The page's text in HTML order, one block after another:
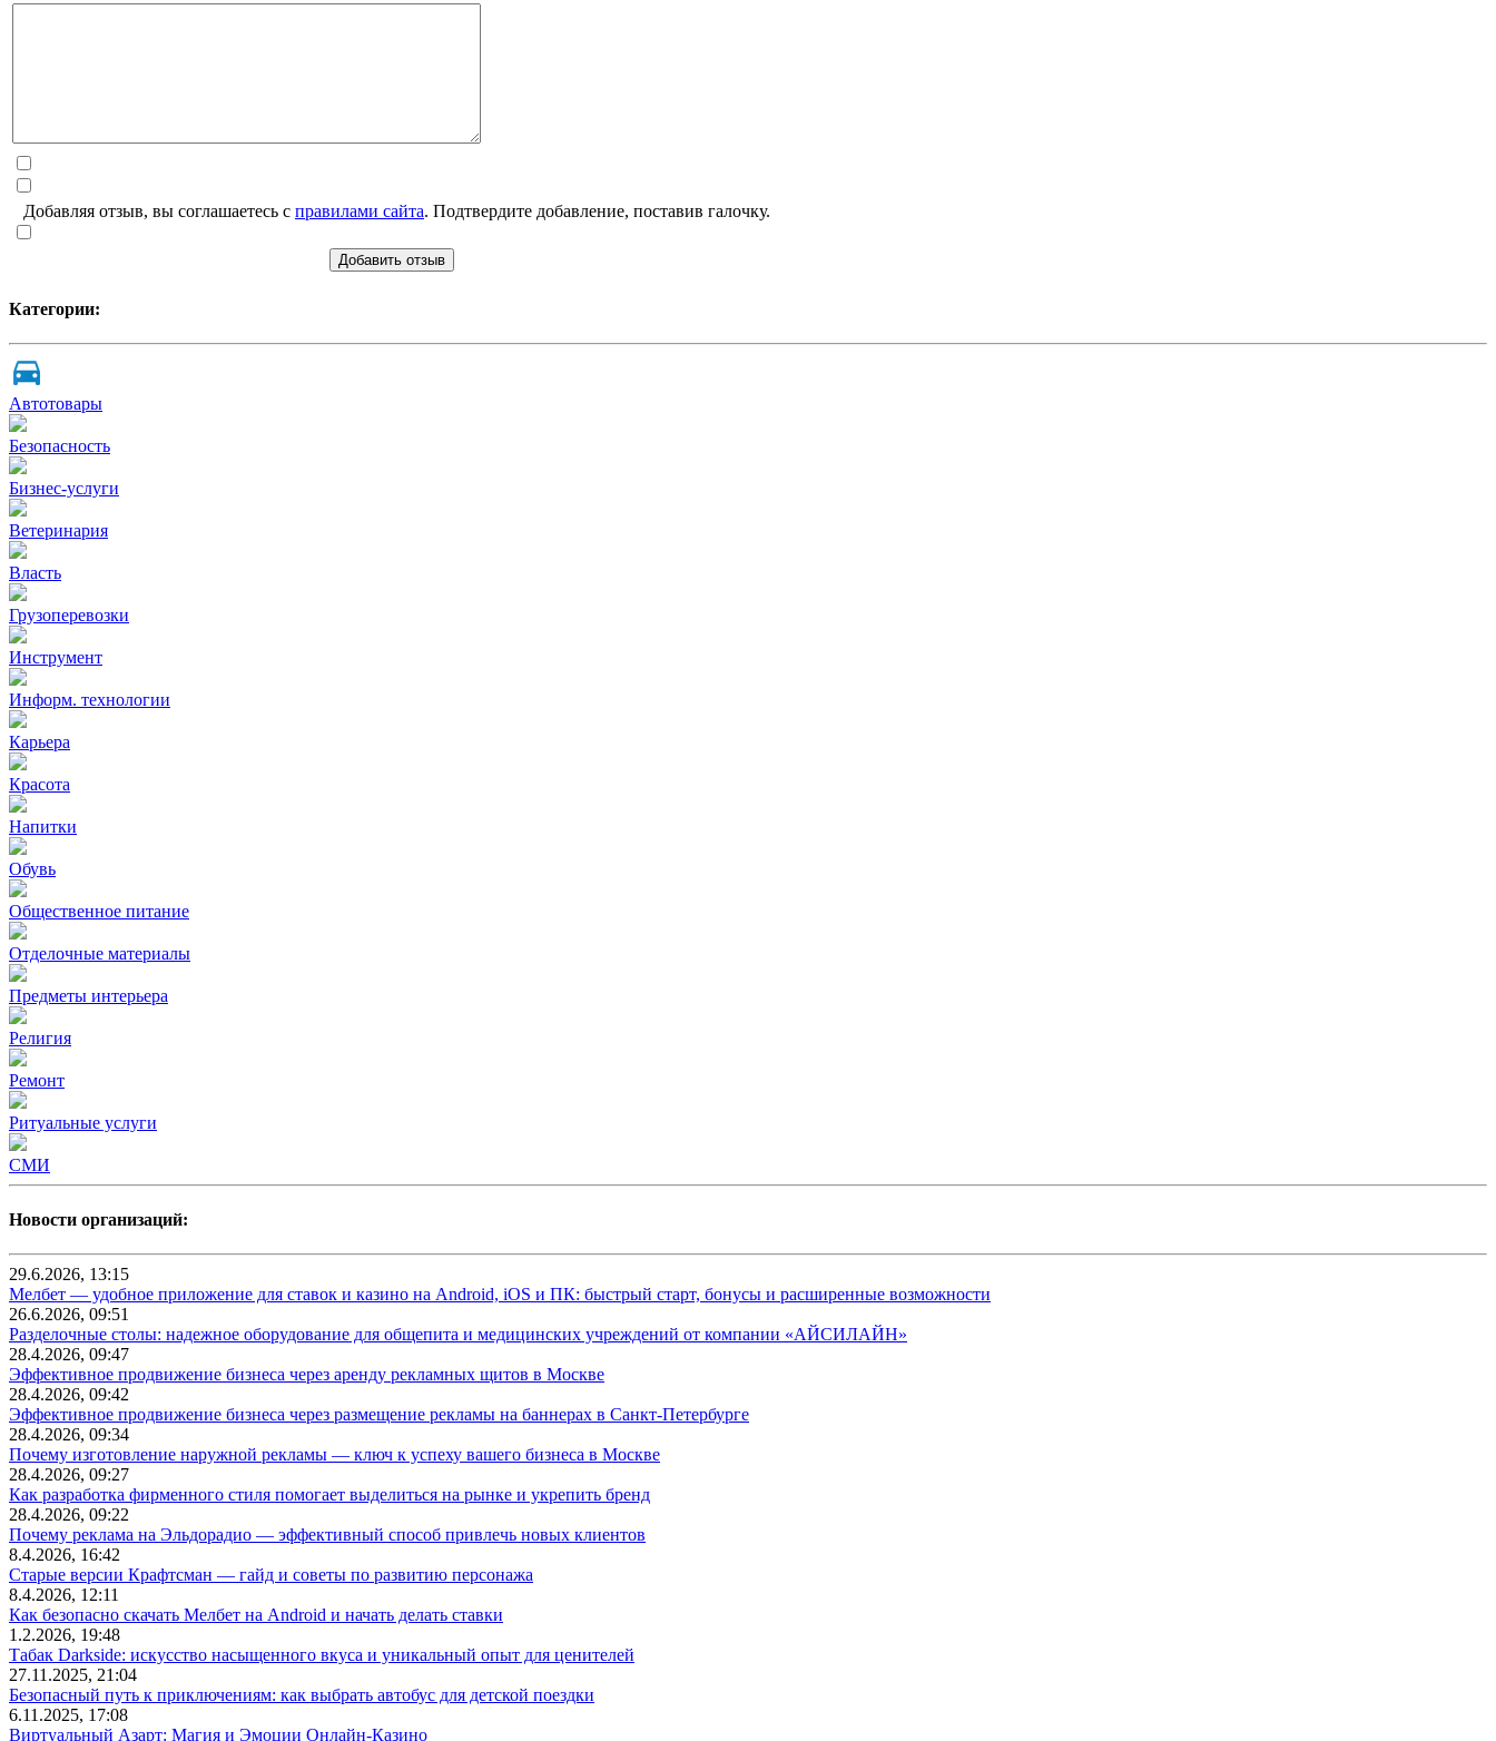
Добавляя отзыв, вы соглашаетесь с правилами сайта. Подтвердите добавление, поставив галочку.
Добавить отзыв
Категории:
Автотовары
Безопасность
Бизнес-услуги
Ветеринария
Власть
Грузоперевозки
Инструмент
Информ. технологии
Карьера
Красота
Напитки
Обувь
Общественное питание
Отделочные материалы
Предметы интерьера
Религия
Ремонт
Ритуальные услуги
СМИ
Новости организаций:
29.6.2026, 13:15
Мелбет — удобное приложение для ставок и казино на Android, iOS и ПК: быстрый старт, бонусы и расширенные возможности
26.6.2026, 09:51
Разделочные столы: надежное оборудование для общепита и медицинских учреждений от компании «АЙСИЛАЙН»
28.4.2026, 09:47
Эффективное продвижение бизнеса через аренду рекламных щитов в Москве
28.4.2026, 09:42
Эффективное продвижение бизнеса через размещение рекламы на баннерах в Санкт-Петербурге
28.4.2026, 09:34
Почему изготовление наружной рекламы — ключ к успеху вашего бизнеса в Москве
28.4.2026, 09:27
Как разработка фирменного стиля помогает выделиться на рынке и укрепить бренд
28.4.2026, 09:22
Почему реклама на Эльдорадио — эффективный способ привлечь новых клиентов
8.4.2026, 16:42
Старые версии Крафтсман — гайд и советы по развитию персонажа
8.4.2026, 12:11
Как безопасно скачать Мелбет на Android и начать делать ставки
1.2.2026, 19:48
Табак Darkside: искусство насыщенного вкуса и уникальный опыт для ценителей
27.11.2025, 21:04
Безопасный путь к приключениям: как выбрать автобус для детской поездки
6.11.2025, 17:08
Виртуальный Азарт: Магия и Эмоции Онлайн-Казино